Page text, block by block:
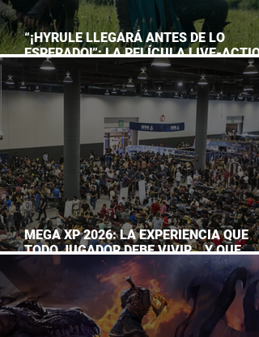
“¡HYRULE LLEGARÁ ANTES DE LO
ESPERADO!”: LA PELÍCULA LIVE-
DE THE LEGEND OF ZELDA ADELANTA
ESTRENO
MEGA XP 2026: LA EXPERIENCIA QUE
TODO JUGADOR DEBE VIVIR… Y QUE
AHORA PUEDES DISFRUTAR A TU RITMO